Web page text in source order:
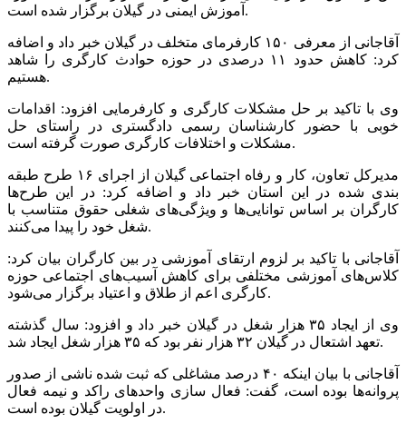
آموزش ایمنی در گیلان برگزار شده است.
آقاجانی از معرفی ۱۵۰ کارفرمای متخلف در گیلان خبر داد و اضافه
کرد: کاهش حدود ۱۱ درصدی در حوزه حوادث کارگری را شاهد
هستیم.
وی با تاکید بر حل مشکلات کارگری و کارفرمایی افزود: اقدامات
خوبی با حضور کارشناسان رسمی دادگستری در راستای حل
مشکلات و اختلافات کارگری صورت گرفته است.
مدیرکل تعاون، کار و رفاه اجتماعی گیلان از اجرای ۱۶ طرح طبقه
بندی شده در این استان خبر داد و اضافه کرد: در این طرح‌ها
کارگران بر اساس توانایی‌ها و ویژگی‌های شغلی حقوق متناسب با
شغل خود را پیدا می‌کنند.
آقاجانی با تاکید بر لزوم ارتقای آموزشی در بین کارگران بیان کرد:
کلاس‌های آموزشی مختلفی برای کاهش آسیب‌های اجتماعی حوزه
کارگری اعم از طلاق و اعتیاد برگزار می‌شود.
وی از ایجاد ۳۵ هزار شغل در گیلان خبر داد و افزود: سال گذشته
تعهد اشتعال در گیلان ۳۲ هزار نفر بود که ۳۵ هزار شغل ایجاد شد.
آقاجانی با بیان اینکه ۴۰ درصد مشاغلی که ثبت شده ناشی از صدور
پروانه‌ها بوده است، گفت: فعال سازی واحدهای راکد و نیمه فعال
در اولویت گیلان بوده است.